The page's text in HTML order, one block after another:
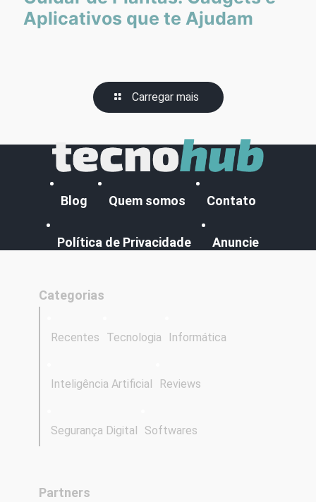
Aplicativos que te Ajudam
Carregar mais
Blog Quem somos Contato
Política de Privacidade Anuncie
Categorias
Recentes Tecnologia Informática
Inteligência Artificial Reviews
Segurança Digital Softwares
Partners